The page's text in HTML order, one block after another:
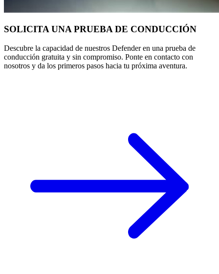
SOLICITA UNA PRUEBA DE CONDUCCIÓN
Descubre la capacidad de nuestros Defender en una prueba de
conducción gratuita y sin compromiso. Ponte en contacto con
nosotros y da los primeros pasos hacia tu próxima aventura.